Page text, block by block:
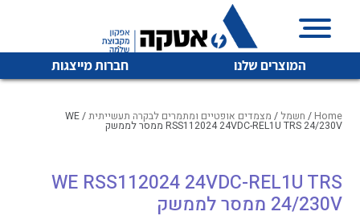
המוצרים שלנו חברות מייצגות
איכות | שרות | זמינות
אטקה בע”מ היא החברה הגדולה והמובילה בישראל בשיווק
לכל מוצרי היצרן לכל מוצרי היצרן
Home
/ חשמל / מצמדים אופטיים ומתמרים לבקרה תעשייתית / WE
RSS112024 24VDC-REL1U TRS 24/230V ממסר לממשק
WE RSS112024 24VDC-REL1U TRS
24/230V ממסר לממשק